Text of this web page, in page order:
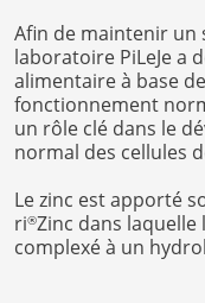
Afin de maintenir un
laboratoire PiLeJe a
alimentaire à base
fonctionnement
un rôle clé dans le
normal des cellules
Le zinc est apporté
ri®Zinc dans laquelle
complexé à un